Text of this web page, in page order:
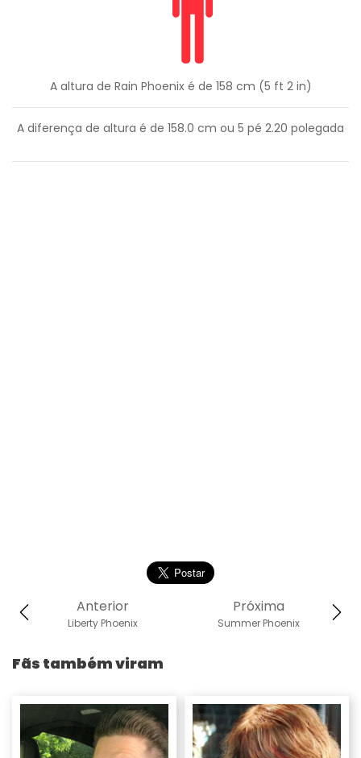
A altura de Rain Phoenix é de 158 cm (5 ft 2 in)
A diferença de altura é de 158.0 cm ou 5 pé 2.20 polegada
Próxima
Summer Phoenix
Anterior
Liberty Phoenix
Fãs também viram